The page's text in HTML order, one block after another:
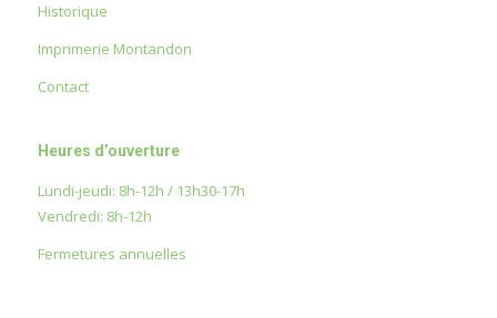
Historique
Imprimerie Montandon
Contact
Heures d’ouverture
Lundi-jeudi: 8h-12h / 13h30-17h
Vendredi: 8h-12h
Fermetures annuelles